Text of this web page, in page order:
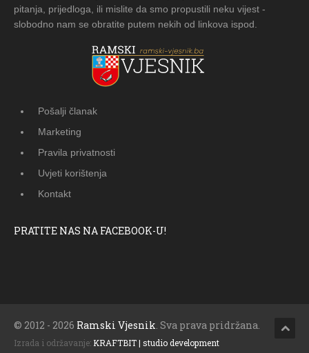
pitanja, prijedloga, ili mislite da smo propustili neku vijest -
slobodno nam se obratite putem nekih od linkova ispod.
Pošalji članak
Marketing
Pravila privatnosti
Uvjeti korištenja
Kontakt
PRATITE NAS NA FACEBOOK-U!
© 2012 - 2026 Ramski Vjesnik . Sva prava pridržana.
Izrada i održavanje: KRAFTBIT | studio development